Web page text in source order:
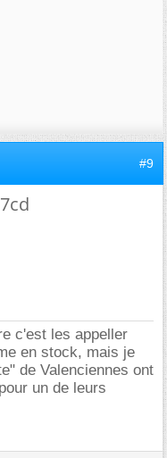
#9
c'est les appeller
en stock, mais je
de Valenciennes ont
un de leurs